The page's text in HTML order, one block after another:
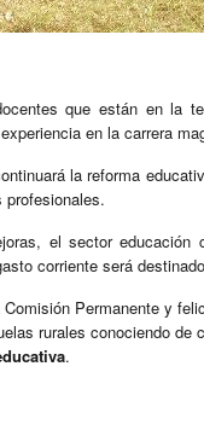
que están en la
en la carrera
la reforma
profesionales.
el sector
corriente será
Permanente y
rurales conociendo
.